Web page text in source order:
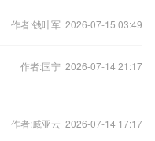
作者:钱叶军 2026-07-15 03:49
作者:国宁 2026-07-14 21:17
作者:戚亚云 2026-07-14 17:17